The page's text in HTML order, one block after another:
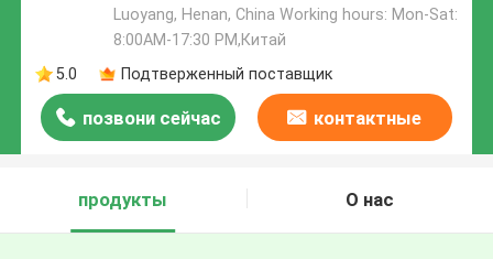
Luoyang, Henan, China Working hours: Mon-Sat:
8:00AM-17:30 PM,Китай
5.0
Подтверженный поставщик
позвони сейчас контактные
продукты
О нас